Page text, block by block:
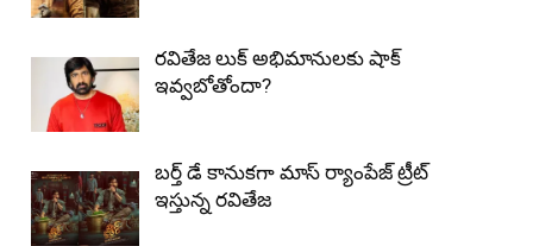
రవితేజ లుక్ అభిమానులకు షాక్
ఇవ్వబోతోందా?
బర్త్ డే కానుకగా మాస్ ర్యాంపేజ్ ట్రీట్
ఇస్తున్న రవితేజ